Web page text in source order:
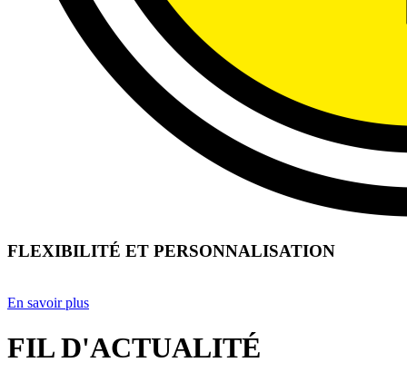
FLEXIBILITÉ ET PERSONNALISATION
En savoir plus
FIL D'ACTUALITÉ